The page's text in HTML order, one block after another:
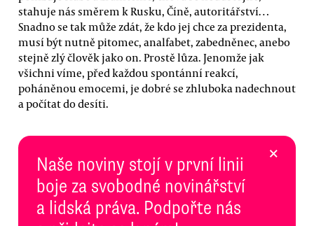
stahuje nás směrem k Rusku, Číně, autoritářství…
Snadno se tak může zdát, že kdo jej chce za prezidenta,
musí být nutně pitomec, analfabet, zabedněnec, anebo
stejně zlý člověk jako on. Prostě lůza. Jenomže jak
všichni víme, před každou spontánní reakcí,
poháněnou emocemi, je dobré se zhluboka nadechnout
a počítat do desíti.
Naše noviny stojí v první linii
boje za svobodné novinářství
a lidská práva. Podpořte nás
×